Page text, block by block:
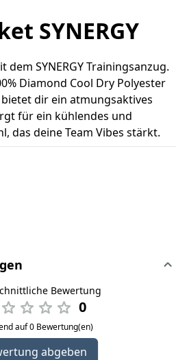
SYNERGY
dem SYNERGY Trainingsanzug.
Diamond Cool Dry Polyester
dir ein atmungsaktives
für ein kühlendes und
das deine Team Vibes stärkt.
Bewertung
0
auf 0 Bewertung(en)
abgeben